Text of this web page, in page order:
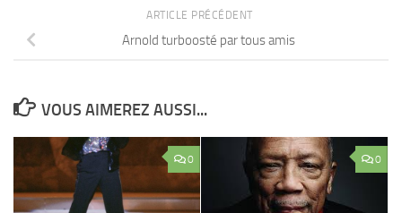
ARTICLE PRÉCÉDENT
Arnold turboosté par tous amis
VOUS AIMEREZ AUSSI...
0 0